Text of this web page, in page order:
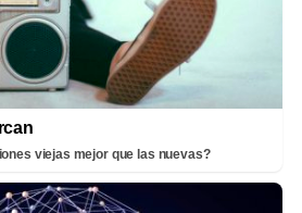
viejas mejor que las nuevas?